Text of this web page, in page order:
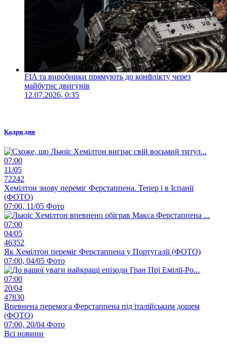
FIA та виробники прямують до конфлікту через
майбутнє двигунів
12.07.2026, 0:35
Кадри дня
07:00
11/05
72242
Хемілтон знову переміг Ферстаппена. Тепер і в Іспанії
(ФОТО)
07:00, 11/05 Фото
07:00
04/05
46352
Як Хемілтон переміг Ферстаппена у Португалії (ФОТО)
07:00, 04/05 Фото
07:00
20/04
47830
Впевнена перемога Ферстаппена під італійським дощем
(ФОТО)
07:00, 20/04 Фото
Всі новини